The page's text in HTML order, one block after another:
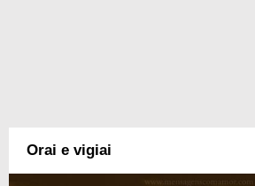
Orai e vigiai